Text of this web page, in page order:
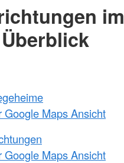
im
Überblick
Google Maps Ansicht
Google Maps Ansicht